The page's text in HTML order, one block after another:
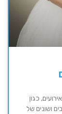
כגון
ושונים של